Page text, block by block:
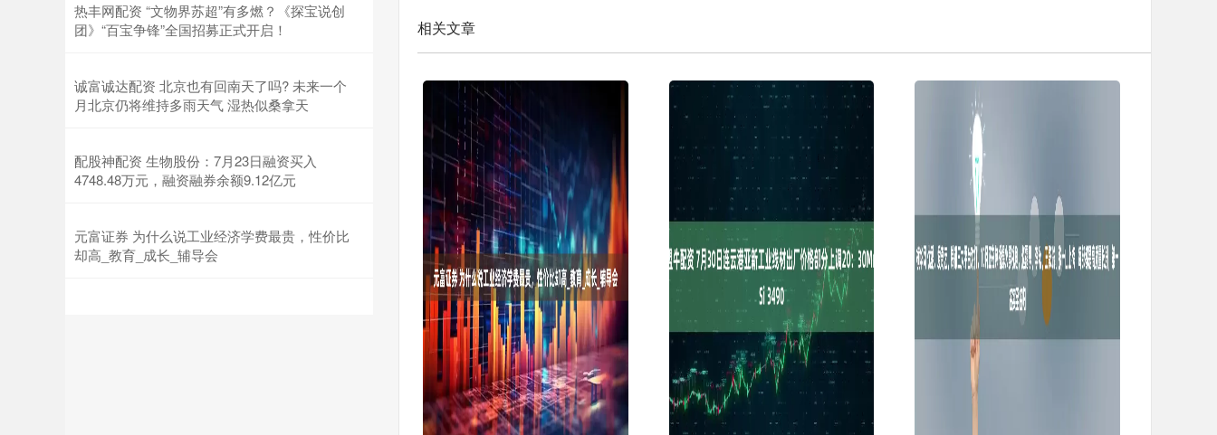
相关文章
热丰网配资 “文物界苏超”有多燃？《探宝说创
团》“百宝争锋”全国招募正式开启！
诚富诚达配资 北京也有回南天了吗? 未来一个
月北京仍将维持多雨天气 湿热似桑拿天
配股神配资 生物股份：7月23日融资买入
4748.48万元，融资融券余额9.12亿元
元富证券 为什么说工业经济学费最贵，性价比
却高_教育_成长_辅导会